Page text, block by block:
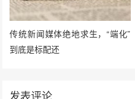
传统新闻媒体绝地求生，“端化”
到底是标配还
发表评论